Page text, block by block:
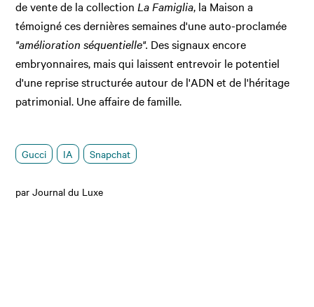
de vente de la collection La Famiglia, la Maison a
témoigné ces dernières semaines d'une auto-proclamée
"amélioration séquentielle". Des signaux encore
embryonnaires, mais qui laissent entrevoir le potentiel
d'une reprise structurée autour de l'ADN et de l'héritage
patrimonial. Une affaire de famille.
Gucci IA Snapchat
par Journal du Luxe